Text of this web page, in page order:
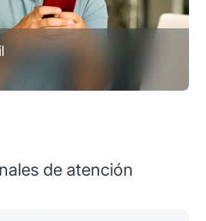
de atención